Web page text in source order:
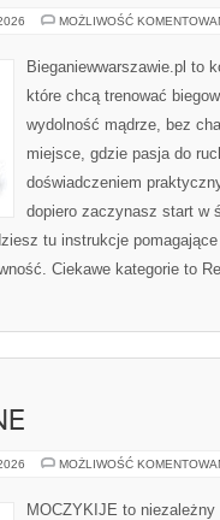
MOŻLIWOŚĆ
Bieganiewwarszawie.pl to
które chcą trenować
wydolność mądrze, bez
miejsce, gdzie pasja do
doświadczeniem
dopiero zaczynasz start w
tu instrukcje
Ciekawe kategorie to
MOŻLIWOŚĆ
MOCZYKIJE to